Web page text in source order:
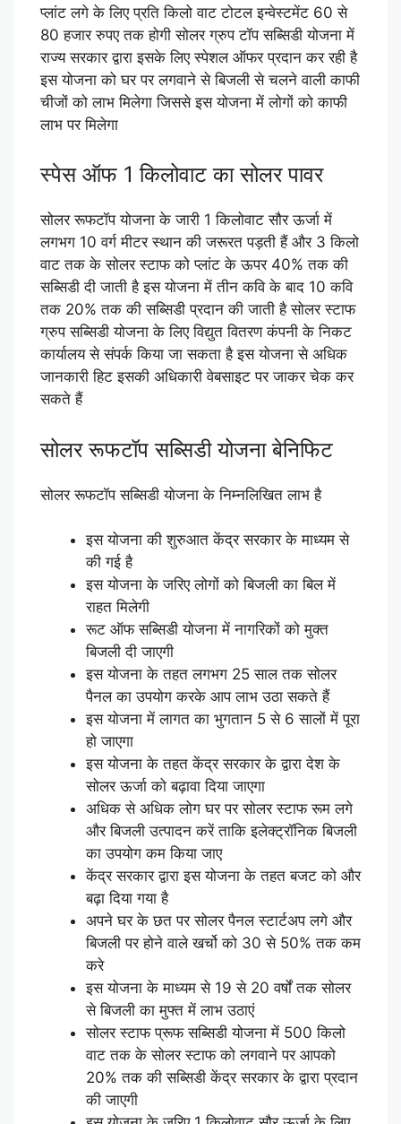
प्लांट लगे के लिए प्रति किलो वाट टोटल इन्वेस्टमेंट 60 से
80 हजार रुपए तक होगी सोलर ग्रुप टॉप सब्सिडी योजना में
राज्य सरकार द्वारा इसके लिए स्पेशल ऑफर प्रदान कर रही है
इस योजना को घर पर लगवाने से बिजली से चलने वाली काफी
चीजों को लाभ मिलेगा जिससे इस योजना में लोगों को काफी
लाभ पर मिलेगा
स्पेस ऑफ 1 किलोवाट का सोलर पावर
सोलर रूफटॉप योजना के जारी 1 किलोवाट सौर ऊर्जा में
लगभग 10 वर्ग मीटर स्थान की जरूरत पड़ती हैं और 3 किलो
वाट तक के सोलर स्टाफ को प्लांट के ऊपर 40% तक की
सब्सिडी दी जाती है इस योजना में तीन कवि के बाद 10 कवि
तक 20% तक की सब्सिडी प्रदान की जाती है सोलर स्टाफ
ग्रुप सब्सिडी योजना के लिए विद्युत वितरण कंपनी के निकट
कार्यालय से संपर्क किया जा सकता है इस योजना से अधिक
जानकारी हिट इसकी अधिकारी वेबसाइट पर जाकर चेक कर
सकते हैं
सोलर रूफटॉप सब्सिडी योजना बेनिफिट
सोलर रूफटॉप सब्सिडी योजना के निम्नलिखित लाभ है
इस योजना की शुरुआत केंद्र सरकार के माध्यम से
की गई है
इस योजना के जरिए लोगों को बिजली का बिल में
राहत मिलेगी
रूट ऑफ सब्सिडी योजना में नागरिकों को मुक्त
बिजली दी जाएगी
इस योजना के तहत लगभग 25 साल तक सोलर
पैनल का उपयोग करके आप लाभ उठा सकते हैं
इस योजना में लागत का भुगतान 5 से 6 सालों में पूरा
हो जाएगा
इस योजना के तहत केंद्र सरकार के द्वारा देश के
सोलर ऊर्जा को बढ़ावा दिया जाएगा
अधिक से अधिक लोग घर पर सोलर स्टाफ रूम लगे
और बिजली उत्पादन करें ताकि इलेक्ट्रॉनिक बिजली
का उपयोग कम किया जाए
केंद्र सरकार द्वारा इस योजना के तहत बजट को और
बढ़ा दिया गया है
अपने घर के छत पर सोलर पैनल स्टार्टअप लगे और
बिजली पर होने वाले खर्चो को 30 से 50% तक कम
करे
इस योजना के माध्यम से 19 से 20 वर्षों तक सोलर
से बिजली का मुफ्त में लाभ उठाएं
सोलर स्टाफ प्रूफ सब्सिडी योजना में 500 किलो
वाट तक के सोलर स्टाफ को लगवाने पर आपको
20% तक की सब्सिडी केंद्र सरकार के द्वारा प्रदान
की जाएगी